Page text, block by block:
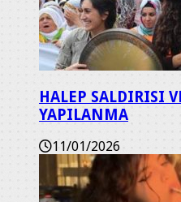
HALEP SALDIRISI
YAPILANMA
11/01/2026